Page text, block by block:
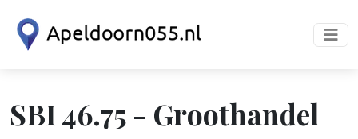
SBI 46.75 - Groothandel